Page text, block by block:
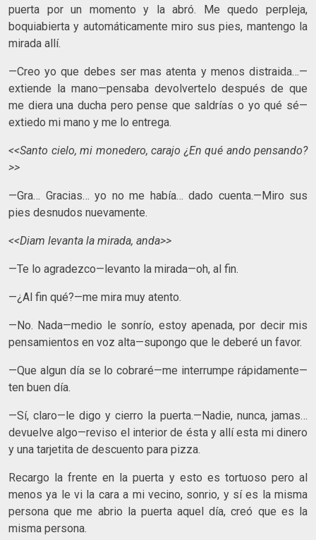
puerta por un momento y la abró. Me quedo perpleja,
boquiabierta y automáticamente miro sus pies, mantengo la
mirada allí.
—Creo yo que debes ser mas atenta y menos distraida…—
extiende la mano—pensaba devolvertelo después de que
me diera una ducha pero pense que saldrías o yo qué sé—
extiedo mi mano y me lo entrega.
<<Santo cielo, mi monedero, carajo ¿En qué ando pensando?
>>
—Gra… Gracias… yo no me había… dado cuenta.—Miro sus
pies desnudos nuevamente.
<<Diam levanta la mirada, anda>>
—Te lo agradezco—levanto la mirada—oh, al fin.
—¿Al fin qué?—me mira muy atento.
—No. Nada—medio le sonrío, estoy apenada, por decir mis
pensamientos en voz alta—supongo que le deberé un favor.
—Que algun día se lo cobraré—me interrumpe rápidamente—
ten buen día.
—Sí, claro—le digo y cierro la puerta.—Nadie, nunca, jamas…
devuelve algo—reviso el interior de ésta y allí esta mi dinero
y una tarjetita de descuento para pizza.
Recargo la frente en la puerta y esto es tortuoso pero al
menos ya le vi la cara a mi vecino, sonrio, y sí es la misma
persona que me abrio la puerta aquel día, creó que es la
misma persona.